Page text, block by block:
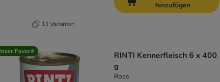
11 Varianten
hinzufügen
Favorit
RINTI Kennerfleisch 6 x 400
g
Ross